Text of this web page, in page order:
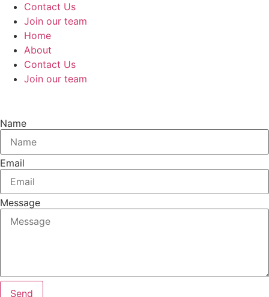
Contact Us
Join our team​
Home
About
Contact Us
Join our team​
Name
Email
Message
Send